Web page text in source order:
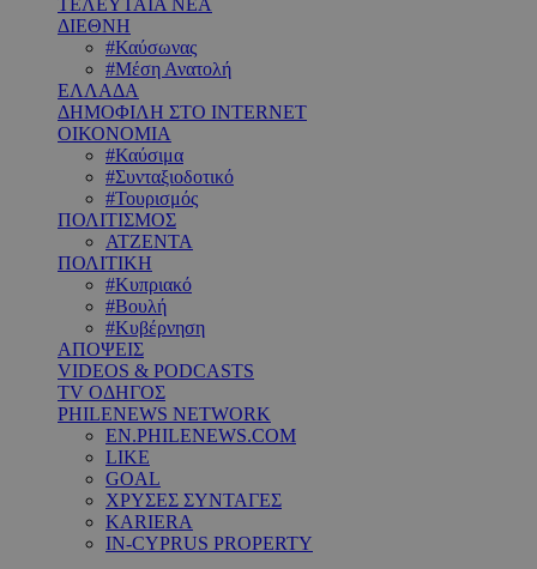
ΤΕΛΕΥΤΑΙΑ ΝΕΑ
ΔΙΕΘΝΗ
#Καύσωνας
#Μέση Ανατολή
ΕΛΛΑΔΑ
ΔΗΜΟΦΙΛΗ ΣΤΟ INTERNET
ΟΙΚΟΝΟΜΙΑ
#Καύσιμα
#Συνταξιοδοτικό
#Τουρισμός
ΠΟΛΙΤΙΣΜΟΣ
ΑΤΖΕΝΤΑ
ΠΟΛΙΤΙΚΗ
#Κυπριακό
#Βουλή
#Κυβέρνηση
ΑΠΟΨΕΙΣ
VIDEOS & PODCASTS
TV ΟΔΗΓΟΣ
PHILENEWS NETWORK
EN.PHILENEWS.COM
LIKE
GOAL
ΧΡΥΣΕΣ ΣΥΝΤΑΓΕΣ
KARIERA
IN-CYPRUS PROPERTY